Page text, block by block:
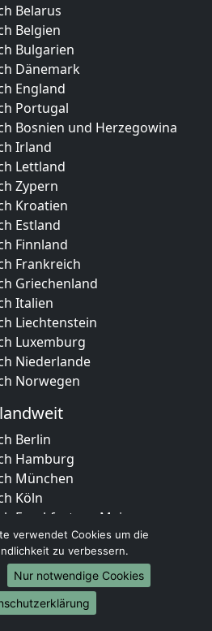
Belarus
Belgien
Bulgarien
Dänemark
England
Portugal
Bosnien und Herzegowina
Irland
Lettland
Zypern
Kroatien
Estland
Finnland
Frankreich
Griechenland
Italien
Liechtenstein
Luxemburg
Niederlande
Norwegen
Berlin
Hamburg
München
Köln
Frankfurt am Main
Stuttgart
Düsseldorf
Leipzig
Dortmund
Essen
verwendet Cookies um die
zu verbessern.
Nur notwendige Cookies